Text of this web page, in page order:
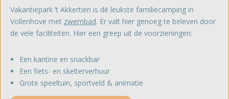
Vakantiepark ’t Akkertien is dé leukste familiecamping in
Vollenhove met zwembad. Er valt hier genoeg te beleven door
de vele faciliteiten. Hier een greep uit de voorzieningen:
Een kantine en snackbar
Een fiets- en skelterverhuur
Grote speeltuin, sportveld & animatie